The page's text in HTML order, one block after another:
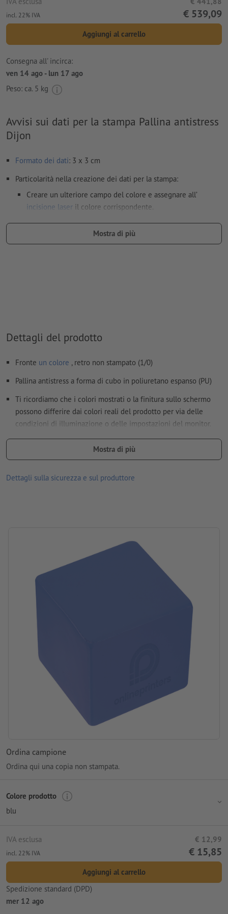
incl. 22% IVA € 539,09
Aggiungi al carrello
Consegna all' incirca:
ven 14 ago - lun 17 ago
Peso: ca. 5 kg
Avvisi sui dati per la stampa Pallina antistress
Dijon
Formato dei dati: 3 x 3 cm
Particolarità nella creazione dei dati per la stampa:
Creare un ulteriore campo del colore e assegnare all’
incisione laser il colore corrispondente.
denominazione del campo del colore: “Laser”
sono ritenuti idonei
dati vettoriali si trovano nel nostro Centro assistenza.
Non correggiamoerrori di ortografia e sintassi
Come si creano correttamente i dati di stampa?
Mostra di più
Dettagli del prodotto
Fronte un colore , retro non stampato (1/0)
Pallina antistress a forma di cubo in poliuretano espanso (PU)
Ti ricordiamo che i colori mostrati o la finitura sullo schermo
possono differire dai colori reali del prodotto per via delle
condizioni di illuminazione o delle impostazioni del monitor.
dimensioni: 4,4 x 4,4 x 4,4 cm
Imballaggio: sacchetto di plastica
lavorazione: incisione laser
Mostra di più
Dettagli sulla sicurezza e sul produttore
Ordina campione
Ordina qui una copia non stampata.
Colore prodotto
blu
IVA esclusa € 12,99
incl. 22% IVA € 15,85
Aggiungi al carrello
Spedizione standard (DPD)
mer 12 ago